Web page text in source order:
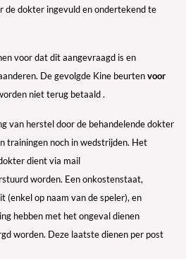
de dokter ingevuld en ondertekend te
voor dat dit aangevraagd is en
De gevolgde Kine beurtenvoor
niet terug betaald .
van herstel door de behandelende dokter
trainingen noch in wedstrijden. Het
dient via mail
worden. Een onkostenstaat,
(enkel op naam van de speler), en
hebben met het ongeval dienen
worden. Deze laatste dienen per post